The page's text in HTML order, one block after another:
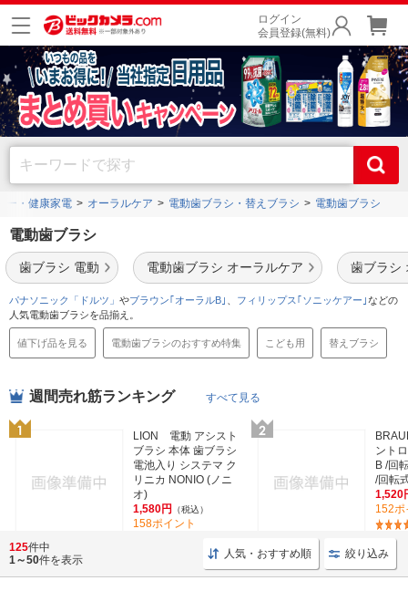
ログイン
会員登録(無料)
ー・健康家電 オーラルケア 電動歯ブラシ・替えブラシ 電動歯ブラシ
電動歯ブラシ
歯ブラシ 電動 電動歯ブラシ オーラルケア 歯ブラシ
パナソニック「ドルツ」 やブラウン｢オーラルB｣ フィリップス｢ソニッケアー｣などの
人気電動歯ブラシを品揃え。
値下げ品を見る 電動歯ブラシのおすすめ特集 こども用 替えブラシ
週間売れ筋ランキング すべて見る
LION 電動 アシスト
ブラシ 本体 歯ブラシ
電池入り システマ ク
リニカ NONIO (ノニ
オ)
1,580円
（税込）
158ポイント
ント
B /回
/回転
1,520
152ポ
125件中
1～50件を表示 人気・おすすめ順 絞り込み